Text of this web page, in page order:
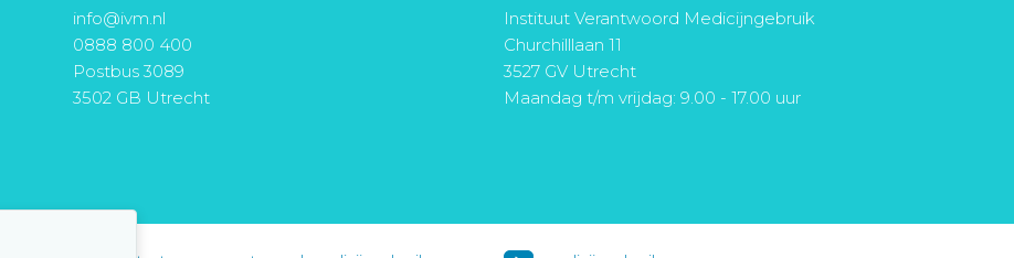
info@ivm.nl
0888 800 400
Postbus 3089
3502 GB Utrecht
Instituut Verantwoord Medicijngebruik
Churchilllaan 11
3527 GV Utrecht
Maandag t/m vrijdag: 9.00 - 17.00 uur